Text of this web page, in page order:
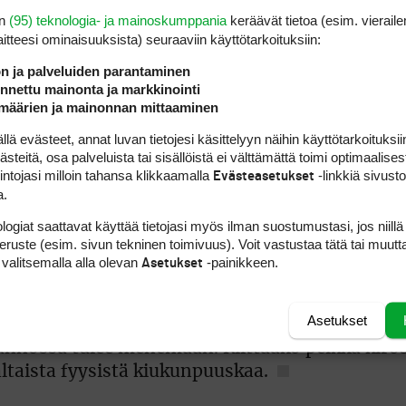
keinot rajoittuvat rahallisiin
on rahallinen rangaistus yhtä
rangaistus, koska se tulee
hylätä. Garcialla on kokemusta siitäkin,
kilpailussa Saudi-Arabiassa vuonna 2019.
poikkeuksellisia ja epätoivottavia, että
sopimaan ottavansa käyttöön uudet
lyöntirangaistuksen. R&A ei siis ole
kuitenkin sovelletaan The Openissa.
tulee menemään. Riittääkö pelkkä
fyysistä kiukunpuuskaa.
(95) teknologia- ja mainoskumppania keräävät tietoa (esim.
ominaisuuk­sista) seuraaviin käyttötarkoituksiin:
ja palveluiden parantaminen
mainonta ja markkinointi
ja mainonnan mittaaminen
evästeet, annat luvan tietojesi käsittelyyn näihin
osa palveluista tai sisällöistä ei välttämättä toimi
milloin tahansa klikkaamalla Evästeasetukset -linkkiä
saattavat käyttää tietojasi myös ilman suostumustasi, jos
(esim. sivun tekninen toimivuus). Voit vastustaa tätä tai
alla olevan Asetukset -painikkeen.
Asetukset